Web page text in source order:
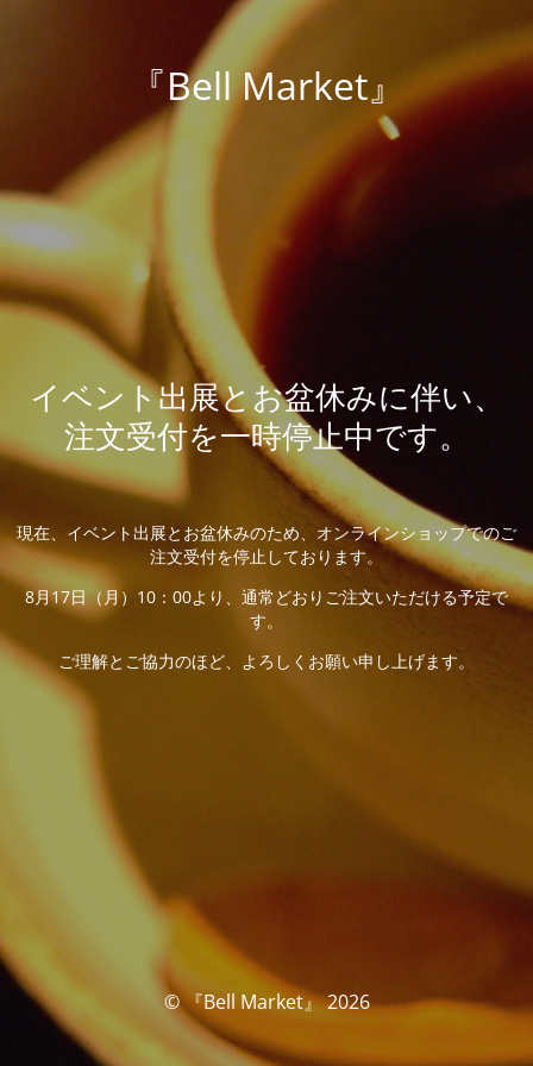
『Bell Market』
イベント出展とお盆休みに伴い、
注文受付を一時停止中です。
現在、イベント出展とお盆休みのため、オンラインショップでのご
注文受付を停止しております。
8月17日（月）10：00より、通常どおりご注文いただける予定で
す。
ご理解とご協力のほど、よろしくお願い申し上げます。
© 『Bell Market』 2026